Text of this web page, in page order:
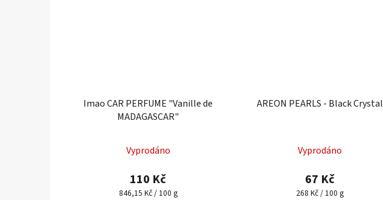
Imao CAR PERFUME "Vanille de
MADAGASCAR"
Vyprodáno
110 Kč
Měrná
846,15 Kč / 100 g
AREON PEARLS - Black Crystal
Vyprodáno
67 Kč
Měrná
268 Kč / 100 g